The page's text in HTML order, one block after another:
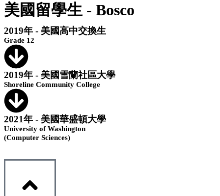
美國留學生 - Bosco
2019年 - 美國高中交換生
Grade 12
2019年 - 美國雪蘭社區大學
Shoreline Community College
2021年 - 美國華盛頓大學
University of Washington
(Computer Sciences)